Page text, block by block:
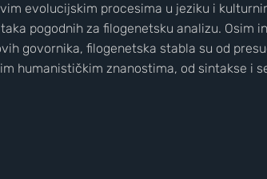
evolucijskim procesima u jeziku i
pogodnih za filogenetsku analizu. Osim
govornika, filogenetska stabla su od
humanističkim znanostima, od sintakse i